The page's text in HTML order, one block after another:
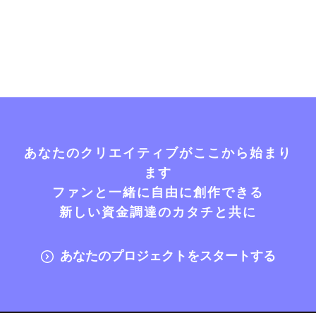
あなたのクリエイティブがここから始まり
ます
ファンと一緒に自由に創作できる
新しい資金調達のカタチと共に
あなたのプロジェクトをスタートする